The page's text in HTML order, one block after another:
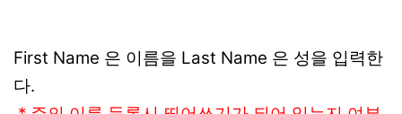
First Name 은 이름을 Last Name 은 성을 입력한
다.